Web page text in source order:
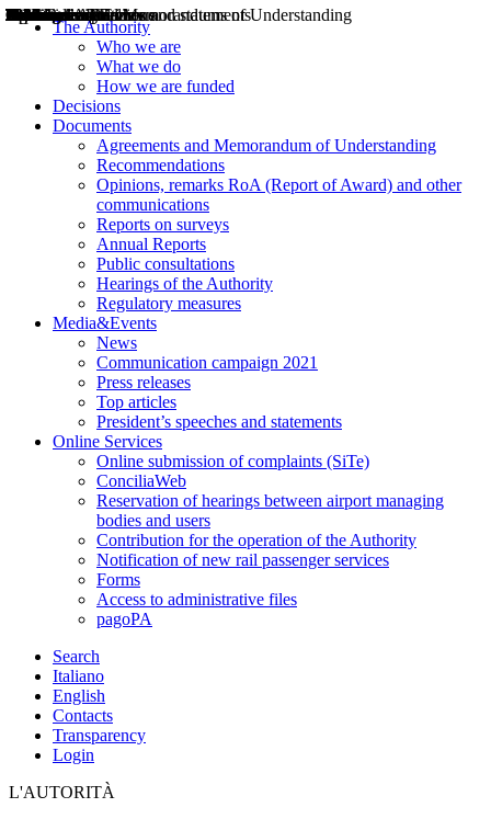
The Authority
Who we are
What we do
How we are funded
Decisions
Documents
Agreements and Memorandum of Understanding
Recommendations
Opinions, remarks RoA (Report of Award) and other
communications
Reports on surveys
Annual Reports
Public consultations
Hearings of the Authority
Regulatory measures
Media&Events
News
Communication campaign 2021
Press releases
Top articles
President’s speeches and statements
Online Services
Online submission of complaints (SiTe)
ConciliaWeb
Reservation of hearings between airport managing
bodies and users
Contribution for the operation of the Authority
Notification of new rail passenger services
Forms
Access to administrative files
pagoPA
Search
Italiano
English
Contacts
Transparency
Login
L'AUTORITÀ
Decisions
Opinions
Public consultations
Hearings
Recommendations
Agreements and Memorandums of Understanding
Relazioni annuali
Misure di regolazione
News
Press Releases
Bollettini ART
Convegni ART
President’s interviews
Top articles
President’s speeches and statements
2004
2005
2010
2013
2014
2015
2016
2017
2018
2019
202
2020
2021
2022
2023
2024
2025
2026
Aereo
Marittimo
Terrestre